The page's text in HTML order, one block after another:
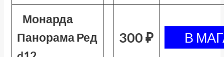
Монарда
Панорама Ред
300 ₽